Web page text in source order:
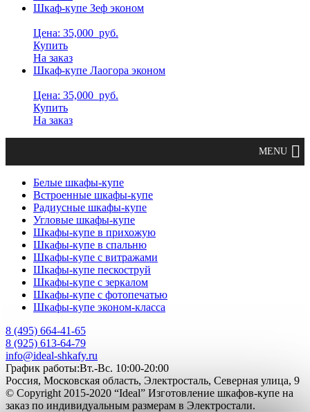
Шкаф-купе Зеф эконом
Цена: 35,000 руб.
Купить
На заказ
Шкаф-купе Лаогора эконом
Цена: 35,000 руб.
Купить
На заказ
Белые шкафы-купе
Встроенные шкафы-купе
Радиусные шкафы-купе
Угловые шкафы-купе
Шкафы-купе в прихожую
Шкафы-купе в спальню
Шкафы-купе с витражами
Шкафы-купе пескоструй
Шкафы-купе с зеркалом
Шкафы-купе с фотопечатью
Шкафы-купе эконом-класса
8 (495) 664-41-65
8 (925) 613-64-79
info@ideal-shkafy.ru
График работы:Вт.-Вс. 10:00-20:00
Россия, Московская область, Электросталь, Северная улица, 9
© Copyright 2015-2020 “Ideal” Изготовление шкафов-купе на
заказ по индивидуальным размерам в Электростали.